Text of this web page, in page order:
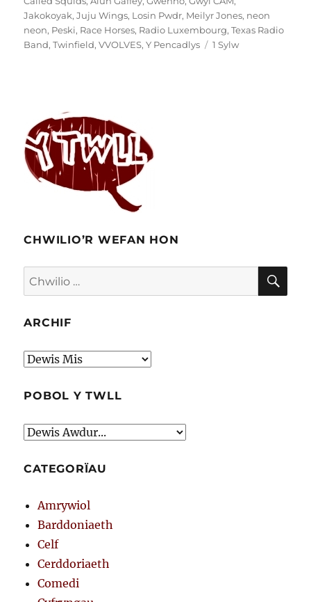
Jakokoyak,Juju Wings, Losin Pwdr, Meilyr Jones, neon
neon, Peski, Race Horses, Radio Luxembourg,Texas Radio
Band,Twinfield,VVOLVES,Y Pencadlys 1 Sylwar
CHWILIO’R WEFAN HON
Chwilio
am:
ARCHIF
Archif
POBOL Y TWLL
CATEGORÏAU
Amrywiol
Barddoniaeth
Celf
Cerddoriaeth
Comedi